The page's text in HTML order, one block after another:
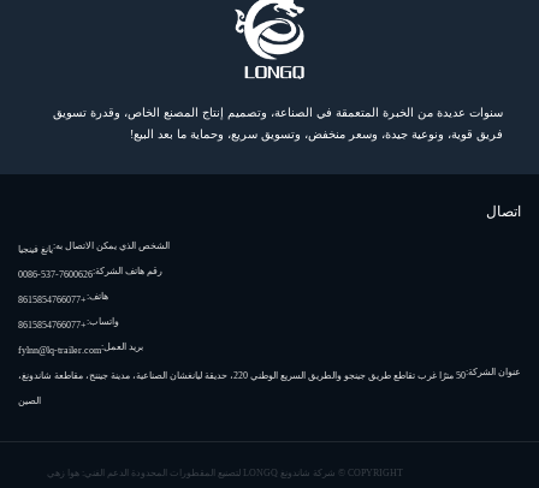
اتصال
الشخص الذي يمكن الاتصال به:يانغ فينجيا
رقم هاتف الشركة:0086-537-7600626
هاتف:+8615854766077
واتساب:+8615854766077
بريد العمل:fylnn@lq-trailer.com
عنوان الشركة:
50 مترًا غرب تقاطع طريق جينجو والطريق السريع الوطني 220، حديقة ليانغشان الصناعية، مدينة جيننج، مقاطعة شاندونغ،
الصين
سنوات عديدة من الخبرة المتعمقة في الصناعة، وتصميم إنتاج المصنع الخاص، وقدرة تسويق
فريق قوية، ونوعية جيدة، وسعر منخفض، وتسويق سريع، وحماية ما بعد البيع!
COPYRIGHT © شركة شاندونغ LONGQ لتصنيع المقطورات المحدودة الدعم الفني: هوا زهي